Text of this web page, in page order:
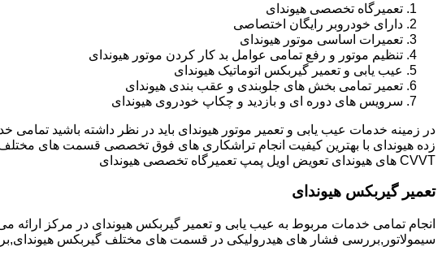
تعمیرگاه تخصصی هیوندای
دارای خودروبر رایگان اختصاصی
تعمیرات اساسی موتور هیوندای
تنظیم موتور و رفع تمامی عوامل بد کار کردن موتور هیوندای
عیب یابی و تعمیر گیربکس اتوماتیک هیوندای
تعمیر تمامی بخش های جلوبندی و عقب بندی هیوندای
سرویس های دوره ای و بازدید و چکاپ خودروی هیوندای
در زمینه خدمات عیب یابی و تعمیر موتور هیوندای باید در نظر داشته باشید
زده هیوندای با بهترین کیفیت انجام تراشکاری های فوق تخصصی قسمت های
CVVT های هیوندای تعویض اویل پمپ تعمیرگاه تخصصی هیوندای
تعمیر گیربکس هیوندای
انجام تمامی خدمات مربوط به عیب یابی و تعمیر گیربکس هیوندای در مرکز
سیمولاتور,بررسی فشار های هیدرولیکی در قسمت های مختلف گیربکس